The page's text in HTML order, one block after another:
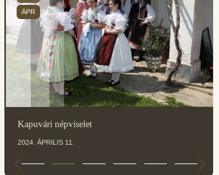
ÁPR
Kapuvári népviselet
2024. ÁPRILIS 11.